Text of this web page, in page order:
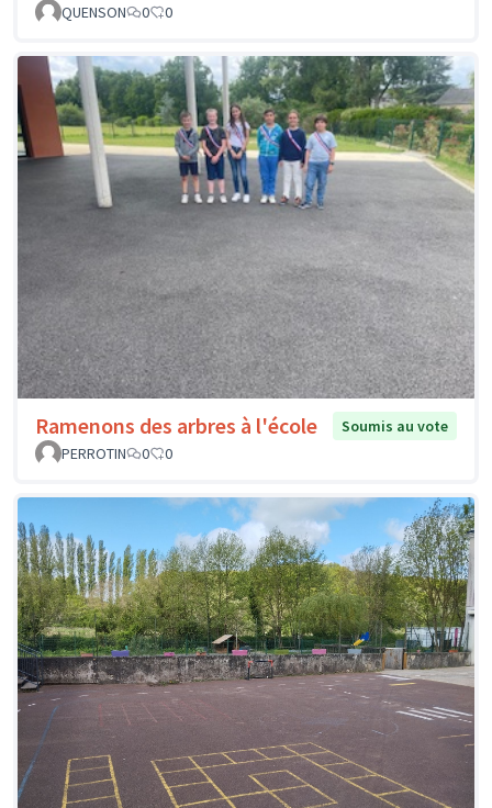
QUENSON
0 0
Ramenons des arbres à l'école
Soumis au vote
PERROTIN
0 0